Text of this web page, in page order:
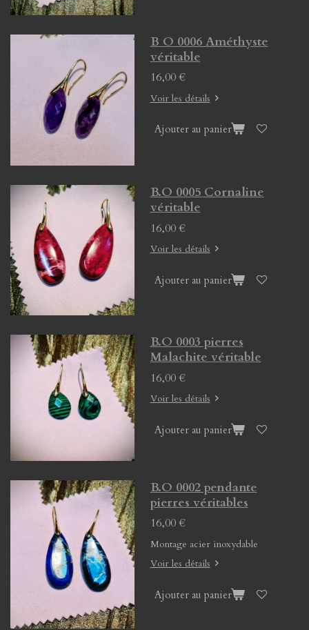
B O 0006 Améthyste
véritable
16,00 €
Voir les détails
Ajouter au panier
B.O 0005 Cornaline
véritable
16,00 €
Voir les détails
Ajouter au panier
B.O 0003 pierres
Malachite véritable
16,00 €
Voir les détails
Ajouter au panier
B.O 0002 pendante
pierres véritables
16,00 €
Montage acier inoxydable
Voir les détails
Ajouter au panier